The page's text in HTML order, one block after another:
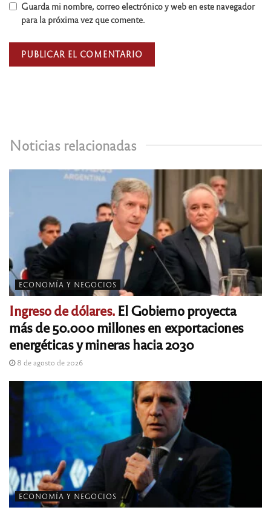
Noticias relacionadas
ECONOMÍA Y NEGOCIOS
Ingreso de dólares.El Gobierno proyecta
más de 50.000 millones en exportaciones
energéticas y mineras hacia 2030
8 de agosto de 2026
ECONOMÍA Y NEGOCIOS
Guarda mi nombre, correo electrónico y web en este navegador
para la próxima vez que comente.